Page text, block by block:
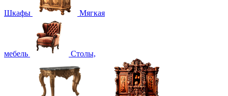
Шкафы Мягкая
мебель Столы,